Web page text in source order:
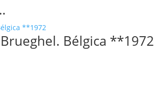
Bélgica **1972